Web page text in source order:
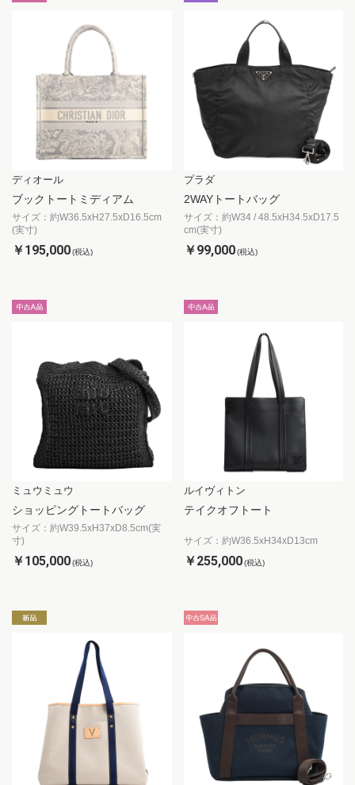
ディオール
ブックトートミディアム
サイズ：約W36.5xH27.5xD16.5cm
(実寸)
￥195,000(税込)
プラダ
2WAYトートバッグ
サイズ：約W34 / 48.5xH34.5xD17.5
cm(実寸)
￥99,000 (税込)
ミュウミュウ
ショッピングトートバッグ
サイズ：約W39.5xH37xD8.5cm(実
寸)
￥105,000(税込)
ルイヴィトン
テイクオフトート
サイズ：約W36.5xH34xD13cm
￥255,000 (税込)